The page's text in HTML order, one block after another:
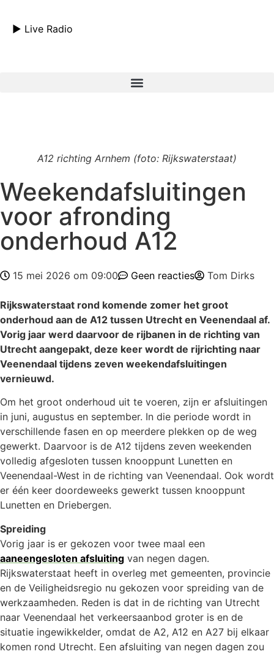
► Live Radio
A12 richting Arnhem (foto: Rijkswaterstaat)
Weekendafsluitingen
voor afronding
onderhoud A12
15 mei 2026 om 09:00 Geen reacties Tom Dirks
Rijkswaterstaat rond komende zomer het groot
onderhoud aan de A12 tussen Utrecht en Veenendaal af.
Vorig jaar werd daarvoor de rijbanen in de richting van
Utrecht aangepakt, deze keer wordt de rijrichting naar
Veenendaal tijdens zeven weekendafsluitingen
vernieuwd.
Om het groot onderhoud uit te voeren, zijn er afsluitingen
in juni, augustus en september. In die periode wordt in
verschillende fasen en op meerdere plekken op de weg
gewerkt. Daarvoor is de A12 tijdens zeven weekenden
volledig afgesloten tussen knooppunt Lunetten en
Veenendaal-West in de richting van Veenendaal. Ook wordt
er één keer doordeweeks gewerkt tussen knooppunt
Lunetten en Driebergen.
Spreiding
Vorig jaar is er gekozen voor twee maal een
aaneengesloten afsluiting van negen dagen.
Rijkswaterstaat heeft in overleg met gemeenten, provincie
en de Veiligheidsregio nu gekozen voor spreiding van de
werkzaamheden. Reden is dat in de richting van Utrecht
naar Veenendaal het verkeersaanbod groter is en de
situatie ingewikkelder, omdat de A2, A12 en A27 bij elkaar
komen rond Utrecht. Een afsluiting van negen dagen zou